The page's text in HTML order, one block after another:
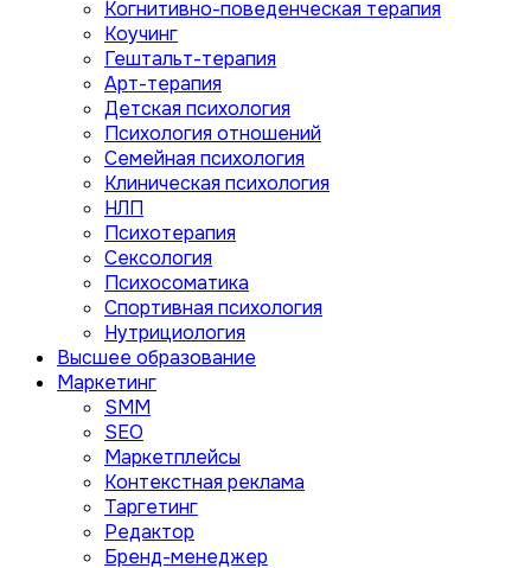
Когнитивно-поведенческая терапия
Коучинг
Гештальт-терапия
Арт-терапия
Детская психология
Психология отношений
Семейная психология
Клиническая психология
НЛП
Психотерапия
Сексология
Психосоматика
Спортивная психология
Нутрициология
Высшее образование
Маркетинг
SMM
SEO
Маркетплейсы
Контекстная реклама
Таргетинг
Редактор
Бренд-менеджер